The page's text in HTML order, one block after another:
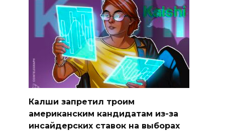
Калши запретил троим
американским кандидатам из-за
инсайдерских ставок на выборах